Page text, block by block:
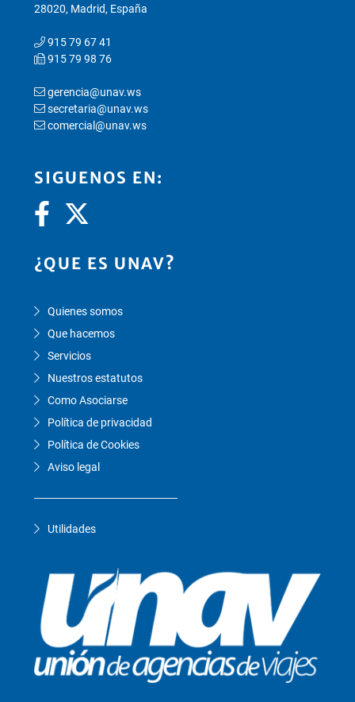
28020, Madrid, España
915 79 67 41
915 79 98 76
gerencia@unav.ws
secretaria@unav.ws
comercial@unav.ws
SIGUENOS EN:
¿QUE ES UNAV?
Quienes somos
Que hacemos
Servicios
Nuestros estatutos
Como Asociarse
Política de privacidad
Política de Cookies
Aviso legal
Utilidades